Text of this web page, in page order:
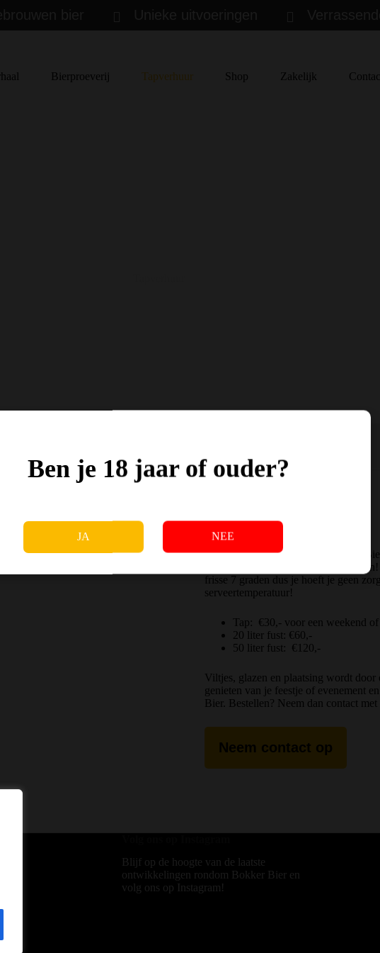
Bierproeverij Tapverhuur Shop Zakelijk
Tapverhuur
Naast onze heerlijke flesjes Bokker
verjaardagen, feestjes en
frisse 7 graden dus je hoeft je geen
serveertemperatuur!
Tap: €30,- voor een weekend of
20 liter fust: €60,-
50 liter fust: €120,-
Viltjes, glazen en plaatsing wordt door
genieten van je feestje of evenement
Bier. Bestellen? Neem dan contact met
Neem contact op
Blijf op de hoogte van de laatste
ontwikkelingen rondom Bokker Bier en
volg ons op Instagram!
Ben je 18 jaar of ouder?
JA NEE